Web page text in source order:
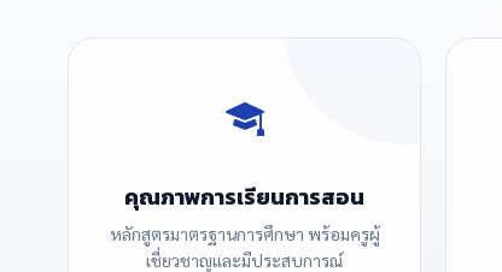
คุณภาพการเรียนการสอน
หลักสูตรมาตรฐานการศึกษา พร้อมครูผู้
เชี่ยวชาญและมีประสบการณ์